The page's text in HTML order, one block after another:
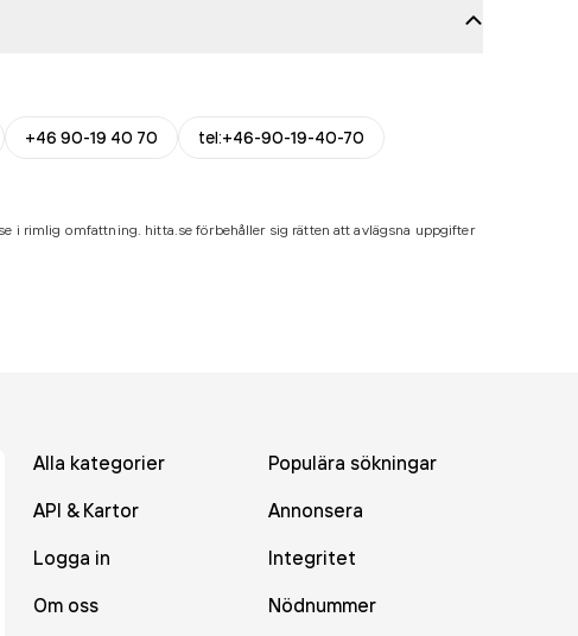
+46 90-19 40 70
tel:+46-90-19-40-70
i rimlig omfattning. hitta.se förbehåller sig rätten att avlägsna uppgifter
Alla kategorier
Populära sökningar
API & Kartor
Annonsera
Logga in
Integritet
Om oss
Nödnummer